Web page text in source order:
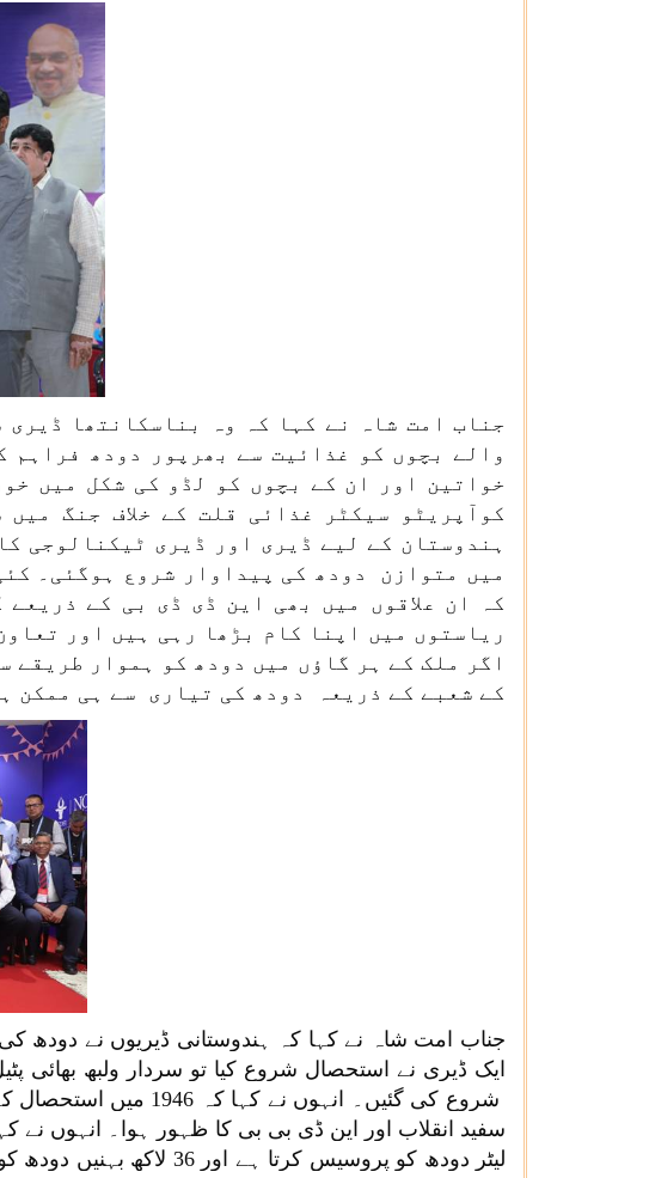
جناب امت شاہ نے کہا کہ وہ بناسکانتھا
والے بچوں کو غذائیت سے بھرپور دودھ
خواتین اور ان کے بچوں کو لڈو کی شکل میں
کوآپریٹو سیکٹر غذائی قلت کے خلاف جنگ
ہندوستان کے لیے ڈیری اور ڈیری ٹیکنالوجی
میں متوازن دودھ کی پیداوار شروع ہوگئی۔
کہ ان علاقوں میں بھی این ڈی ڈی بی کے
ریاستوں میں اپنا کام بڑھا رہی ہیں اور
اگر ملک کے ہر گاؤں میں دودھ کو ہموار
کے شعبے کے ذریعہ دودھ کی تیاری سے ہی ممکن
شروع کی گئیں۔
لیٹر دودھ کو پروسیس